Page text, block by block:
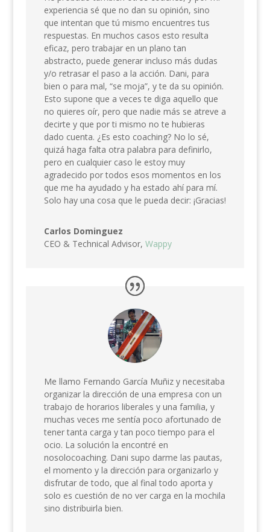
experiencia sé que no dan su opinión, sino
que intentan que tú mismo encuentres tus
respuestas. En muchos casos esto resulta
eficaz, pero trabajar en un plano tan
abstracto, puede generar incluso más dudas
y/o retrasar el paso a la acción. Dani, para
bien o para mal, “se moja”, y te da su opinión.
Esto supone que a veces te diga aquello que
no quieres oír, pero que nadie más se atreve a
decirte y que por ti mismo no te hubieras
dado cuenta. ¿Es esto coaching? No lo sé,
quizá haga falta otra palabra para definirlo,
pero en cualquier caso le estoy muy
agradecido por todos esos momentos en los
que me ha ayudado y ha estado ahí para mí.
Solo hay una cosa que le pueda decir: ¡Gracias!
Carlos Dominguez
CEO & Technical Advisor, Wappy
Me llamo Fernando García Muñiz y necesitaba
organizar la dirección de una empresa con un
trabajo de horarios liberales y una familia, y
muchas veces me sentía poco afortunado de
tener tanta carga y tan poco tiempo para el
ocio. La solución la encontré en
nosolocoaching. Dani supo darme las pautas,
el momento y la dirección para organizarlo y
disfrutar de todo, que al final todo aporta y
solo es cuestión de no ver carga en la mochila
sino distribuirla bien.